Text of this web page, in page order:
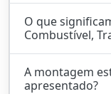
O que
Combustível,
A montagem
apresentado?